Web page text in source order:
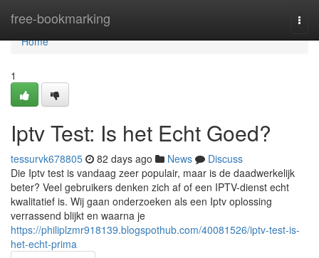
free-bookmarking
Home
Home
1
Iptv Test: Is het Echt Goed?
tessurvk678805 82 days ago News
Discuss
Die Iptv test is vandaag zeer populair, maar is de daadwerkelijk
beter? Veel gebruikers denken zich af of een IPTV-dienst echt
kwalitatief is. Wij gaan onderzoeken als een Iptv oplossing
verrassend blijkt en waarna je
https://philiplzmr918139.blogspothub.com/40081526/iptv-test-is-
het-echt-prima